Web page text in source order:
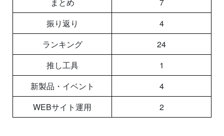
振り返り
4
ランキング
24
推し工具
1
新製品・イベント
4
WEBサイト運用
2